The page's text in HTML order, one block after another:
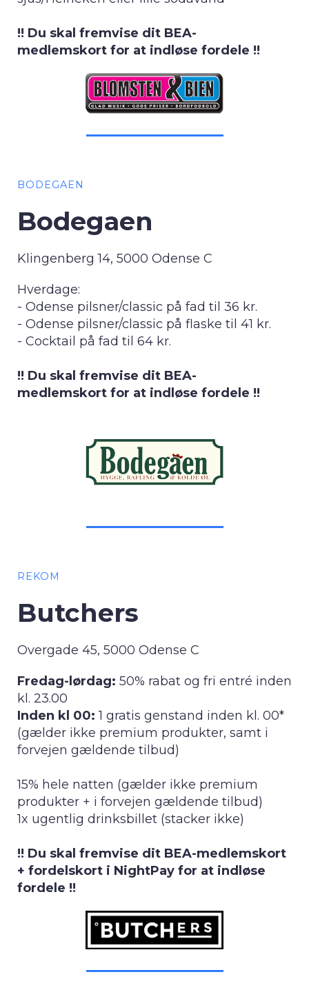
!! Du skal fremvise dit BEA-
medlemskort for at indløse fordele !!
BODEGAEN
Bodegaen
Klingenberg 14, 5000 Odense C
Hverdage:
- Odense pilsner/classic på fad til 36 kr.
- Odense pilsner/classic på flaske til 41 kr.
- Cocktail på fad til 64 kr.
!! Du skal fremvise dit BEA-
medlemskort for at indløse fordele !!
REKOM
Butchers
Overgade 45, 5000 Odense C
Fredag-lørdag: 50% rabat og fri entré inden
kl. 23.00
Inden kl 00:1 gratis genstand inden kl. 00*
(gælder ikke premium produkter, samt i
forvejen gældende tilbud)
15% hele natten (gælder ikke premium
produkter + i forvejen gældende tilbud)
1x ugentlig drinksbillet (stacker ikke)
!! Du skal fremvise dit BEA-medlemskort
+ fordelskort i NightPay for at indløse
fordele !!